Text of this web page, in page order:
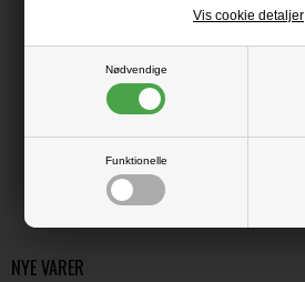
Nødvendige
Funktionelle
Vis cookie detaljer
LÆS OG BLIV INSPIRERET
NYE VARER